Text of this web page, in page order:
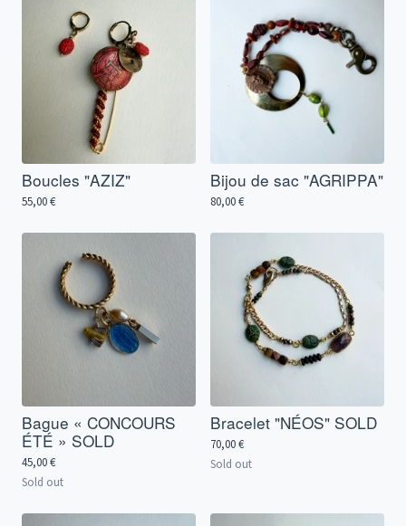
Boucles "AZIZ"
55,00€
Bijou de sac "AGRIPPA"
80,00€
Bague « CONCOURS
ÉTÉ » SOLD
45,00€
Sold out
Bracelet "NÉOS" SOLD
70,00€
Sold out